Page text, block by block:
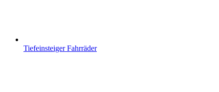
Tiefeinsteiger Fahrräder